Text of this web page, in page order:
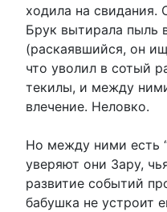
ходила на свидания.
Брук вытирала пыль
(раскаявшийся, он
что уволил в сотый
текилы, и между
влечение. Неловко.
Но между ними есть
уверяют они Зару,
развитие событий
бабушка не устроит